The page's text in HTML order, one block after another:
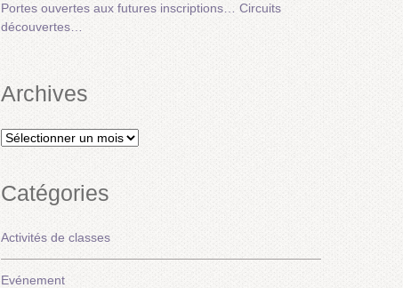
Portes ouvertes aux futures inscriptions… Circuits
découvertes…
Archives
Archives
Catégories
Activités de classes
Evénement